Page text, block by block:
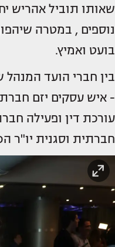
שאותו תוביל אהריש
נוספים , במטרה
בועט ואמיץ.
בין חברי הועד
- איש עסקים יזם
עורכת דין ופעילה
חברתית וסגנית יו"ר